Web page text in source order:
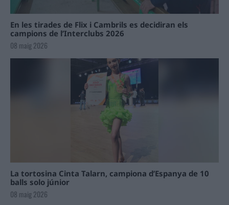
En les tirades de Flix i Cambrils es decidiran els
campions de l’Interclubs 2026
08 maig 2026
La tortosina Cinta Talarn, campiona d’Espanya de 10
balls solo júnior
08 maig 2026